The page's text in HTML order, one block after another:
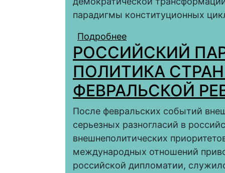
парадигмы конституционных
Подробнее
ВЛАСТИ
1905 ГОДА)
РОССИЙСКИЙ
ПОЛИТИКА
ФЕВРАЛЬСКОЙ
После февральских событий
серьезных разногласий в
внешнеполитических
международных отношений
российской дипломатии,